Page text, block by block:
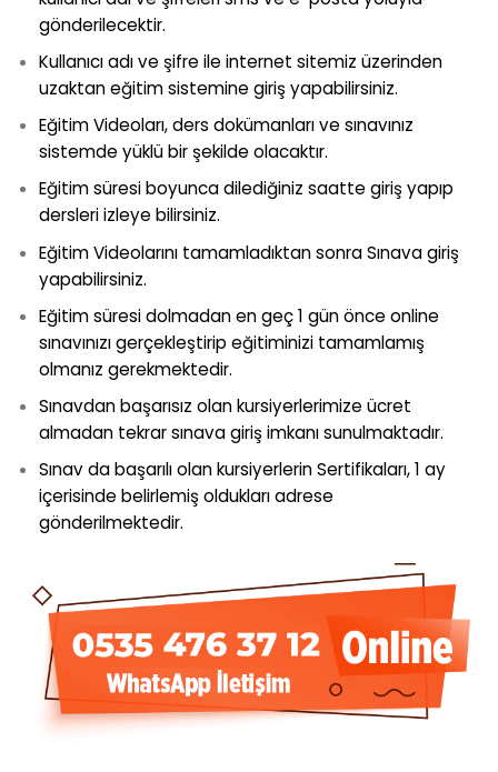
gönderilecektir.
Kullanıcı adı ve şifre ile internet sitemiz üzerinden
uzaktan eğitim sistemine giriş yapabilirsiniz.
Eğitim Videoları, ders dokümanları ve sınavınız
sistemde yüklü bir şekilde olacaktır.
Eğitim süresi boyunca dilediğiniz saatte giriş yapıp
dersleri izleye bilirsiniz.
Eğitim Videolarını tamamladıktan sonra Sınava giriş
yapabilirsiniz.
Eğitim süresi dolmadan en geç 1 gün önce online
sınavınızı gerçekleştirip eğitiminizi tamamlamış
olmanız gerekmektedir.
Sınavdan başarısız olan kursiyerlerimize ücret
almadan tekrar sınava giriş imkanı sunulmaktadır.
Sınav da başarılı olan kursiyerlerin Sertifikaları, 1 ay
içerisinde belirlemiş oldukları adrese
gönderilmektedir.